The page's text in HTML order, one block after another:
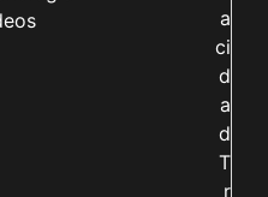
SUS
QUE
CREAN’
a
ci
d
a
d
T
r